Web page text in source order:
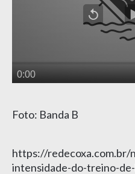
Foto: Banda B
https://redecoxa.com.br/
intensidade-do-treino-